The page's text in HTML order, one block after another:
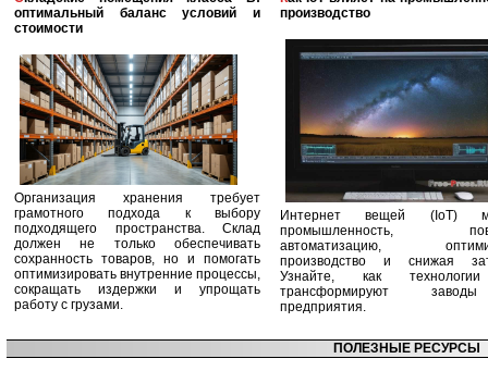
оптимальный баланс условий и
стоимости
Организация хранения требует
грамотного подхода к выбору
подходящего пространства. Склад
должен не только обеспечивать
сохранность товаров, но и помогать
оптимизировать внутренние процессы,
сокращать издержки и упрощать
работу с грузами.
производство
Интернет вещей (IoT)
промышленность,
автоматизацию,
производство и снижая
Узнайте, как
трансформируют
предприятия.
ПОЛЕЗНЫЕ РЕСУРСЫ